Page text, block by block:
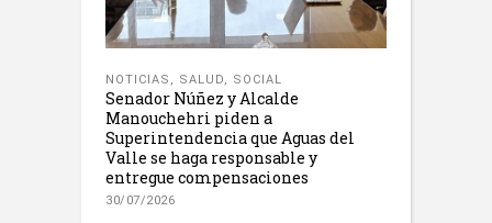
NOTICIAS , SALUD, SOCIAL
Senador Núñez y Alcalde
Manouchehri piden a
Superintendencia que Aguas del
Valle se haga responsable y
entregue compensaciones
30/07/2026